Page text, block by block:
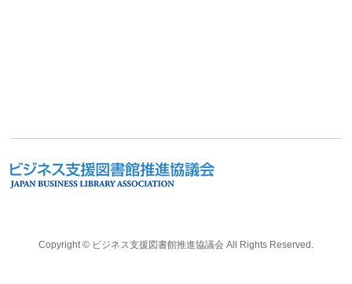
Copyright © ビジネス支援図書館推進協議会All Rights Reserved.